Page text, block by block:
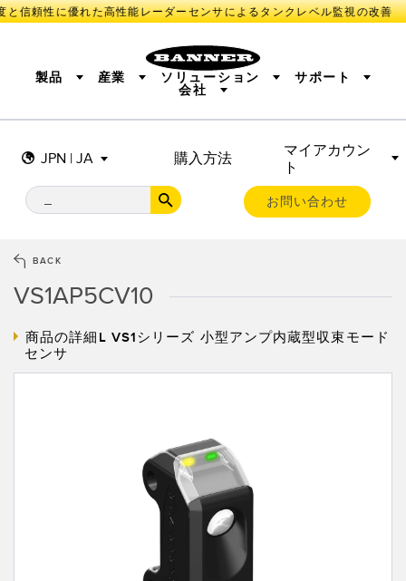
信頼性に優れた高性能レーダーセンサによるタンクレベル監視の改善
JPN | JA 購入方法
マイアカウン
ト
お問い合わせ
製品
センサ
測定ソリューション
BARCODE & VISION
リモートI/O
CONNECTIVITY
ソフトウエア
技術
センサ
産業 ソリューション
IIOT AND THE SMART FACTORY
MACHINE GUARDING
PICK-TO-LIGHT
INDUSTRIAL ILLUMINATION
MEASUREMENT & INSPECTION
VEHICLE DETECTION
RADAR APPLICATIONS
Overall Equipment Effectiveness (OEE)
予知保全および予防保全のための状態監視
サポート
会社
BACK
VS1AP5CV10
商品の詳細L VS1シリーズ 小型アンプ内蔵型収束モード
センサ